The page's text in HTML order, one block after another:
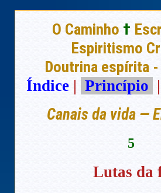
O Caminho †
Espiritismo
Doutrina espírita
Índice | Princípio |
Canais da vida —
5
Lutas da